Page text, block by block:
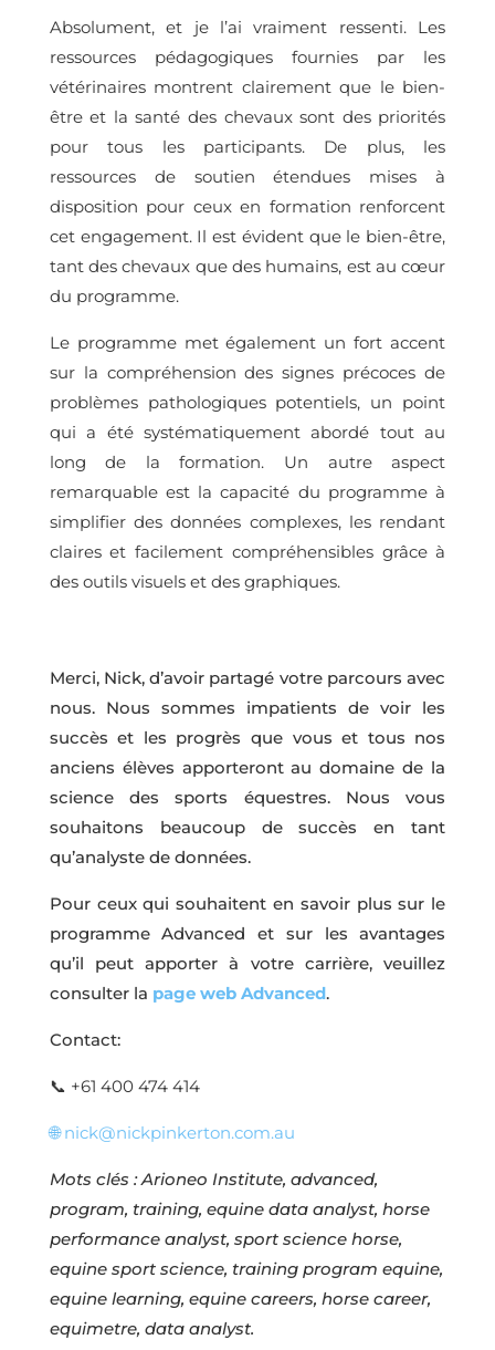
Absolument, et je l’ai vraiment ressenti. Les
ressources pédagogiques fournies par les
vétérinaires montrent clairement que le bien-
être et la santé des chevaux sont des priorités
pour tous les participants. De plus, les
ressources de soutien étendues mises à
disposition pour ceux en formation renforcent
cet engagement. Il est évident que le bien-être,
tant des chevaux que des humains, est au cœur
du programme.
Le programme met également un fort accent
sur la compréhension des signes précoces de
problèmes pathologiques potentiels, un point
qui a été systématiquement abordé tout au
long de la formation. Un autre aspect
remarquable est la capacité du programme à
simplifier des données complexes, les rendant
claires et facilement compréhensibles grâce à
des outils visuels et des graphiques.
Merci, Nick, d’avoir partagé votre parcours avec
nous. Nous sommes impatients de voir les
succès et les progrès que vous et tous nos
anciens élèves apporteront au domaine de la
science des sports équestres. Nous vous
souhaitons beaucoup de succès en tant
qu’analyste de données.
Pour ceux qui souhaitent en savoir plus sur le
programme Advanced et sur les avantages
qu’il peut apporter à votre carrière, veuillez
consulter la page web Advanced.
Contact:
📞 +61 400 474 414
🌐nick@nickpinkerton.com.au
Mots clés : Arioneo Institute, advanced,
program, training, equine data analyst, horse
performance analyst, sport science horse,
equine sport science, training program equine,
equine learning, equine careers, horse career,
equimetre, data analyst.